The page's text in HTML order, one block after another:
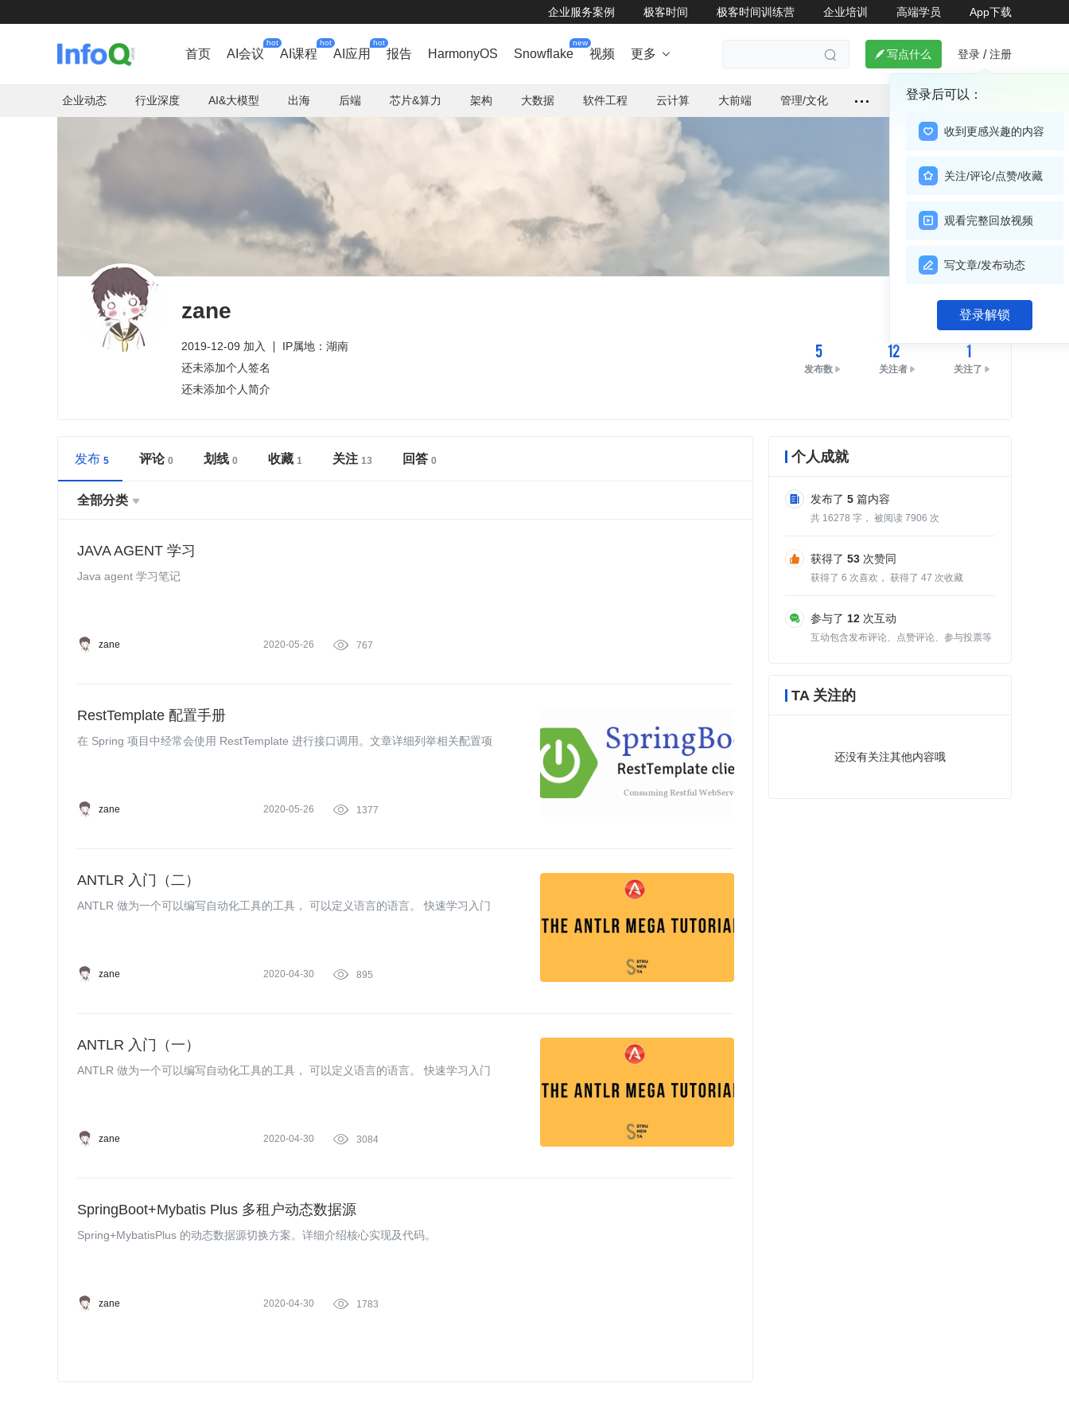
企业服务案例 极客时间 极客时间训练营 企业培训 高端学员 App下载
首页 AI会议
hot
AI课程
hot
AI应用
hot
报告 HarmonyOS Snowflake
new
视频 更多    写点什么 登录 / 注册
登录后可以：
收到更感兴趣的内容
关注/评论/点赞/收藏
观看完整回放视频
写文章/发布动态
登录解锁
企业动态 行业深度 AI&大模型 出海 后端 芯片&算力 架构 大数据 软件工程 云计算 大前端 管理/文化
zane
2019-12-09 加入
IP属地：湖南
还未添加个人签名
还未添加个人简介
关注
5
发布数
12
关注者
1
关注了
发布 评论 划线 收藏 关注 回答
全部分类 
JAVA AGENT 学习
Java agent 学习笔记
zane 2020-05-26  767
RestTemplate 配置手册
在 Spring 项目中经常会使用 RestTemplate 进行接口调用。文章详细列举相关配置项
zane 2020-05-26  1377
ANTLR 入门（二）
ANTLR 做为一个可以编写自动化工具的工具， 可以定义语言的语言。 快速学习入门
zane 2020-04-30  895
ANTLR 入门（一）
ANTLR 做为一个可以编写自动化工具的工具， 可以定义语言的语言。 快速学习入门
zane 2020-04-30  3084
SpringBoot+Mybatis Plus 多租户动态数据源
Spring+MybatisPlus 的动态数据源切换方案。详细介绍核心实现及代码。
zane 2020-04-30  1783
个人成就
发布了 5 篇内容
共 16278 字， 被阅读 7906 次
获得了 53 次赞同
获得了 6 次喜欢， 获得了 47 次收藏
参与了 12 次互动
互动包含发布评论、点赞评论、参与投票等
TA 关注的
还没有关注其他内容哦